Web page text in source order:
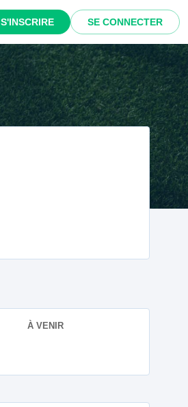
S'INSCRIRE SE CONNECTER
À VENIR